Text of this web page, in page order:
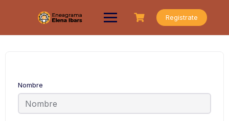
Registrate
Nombre